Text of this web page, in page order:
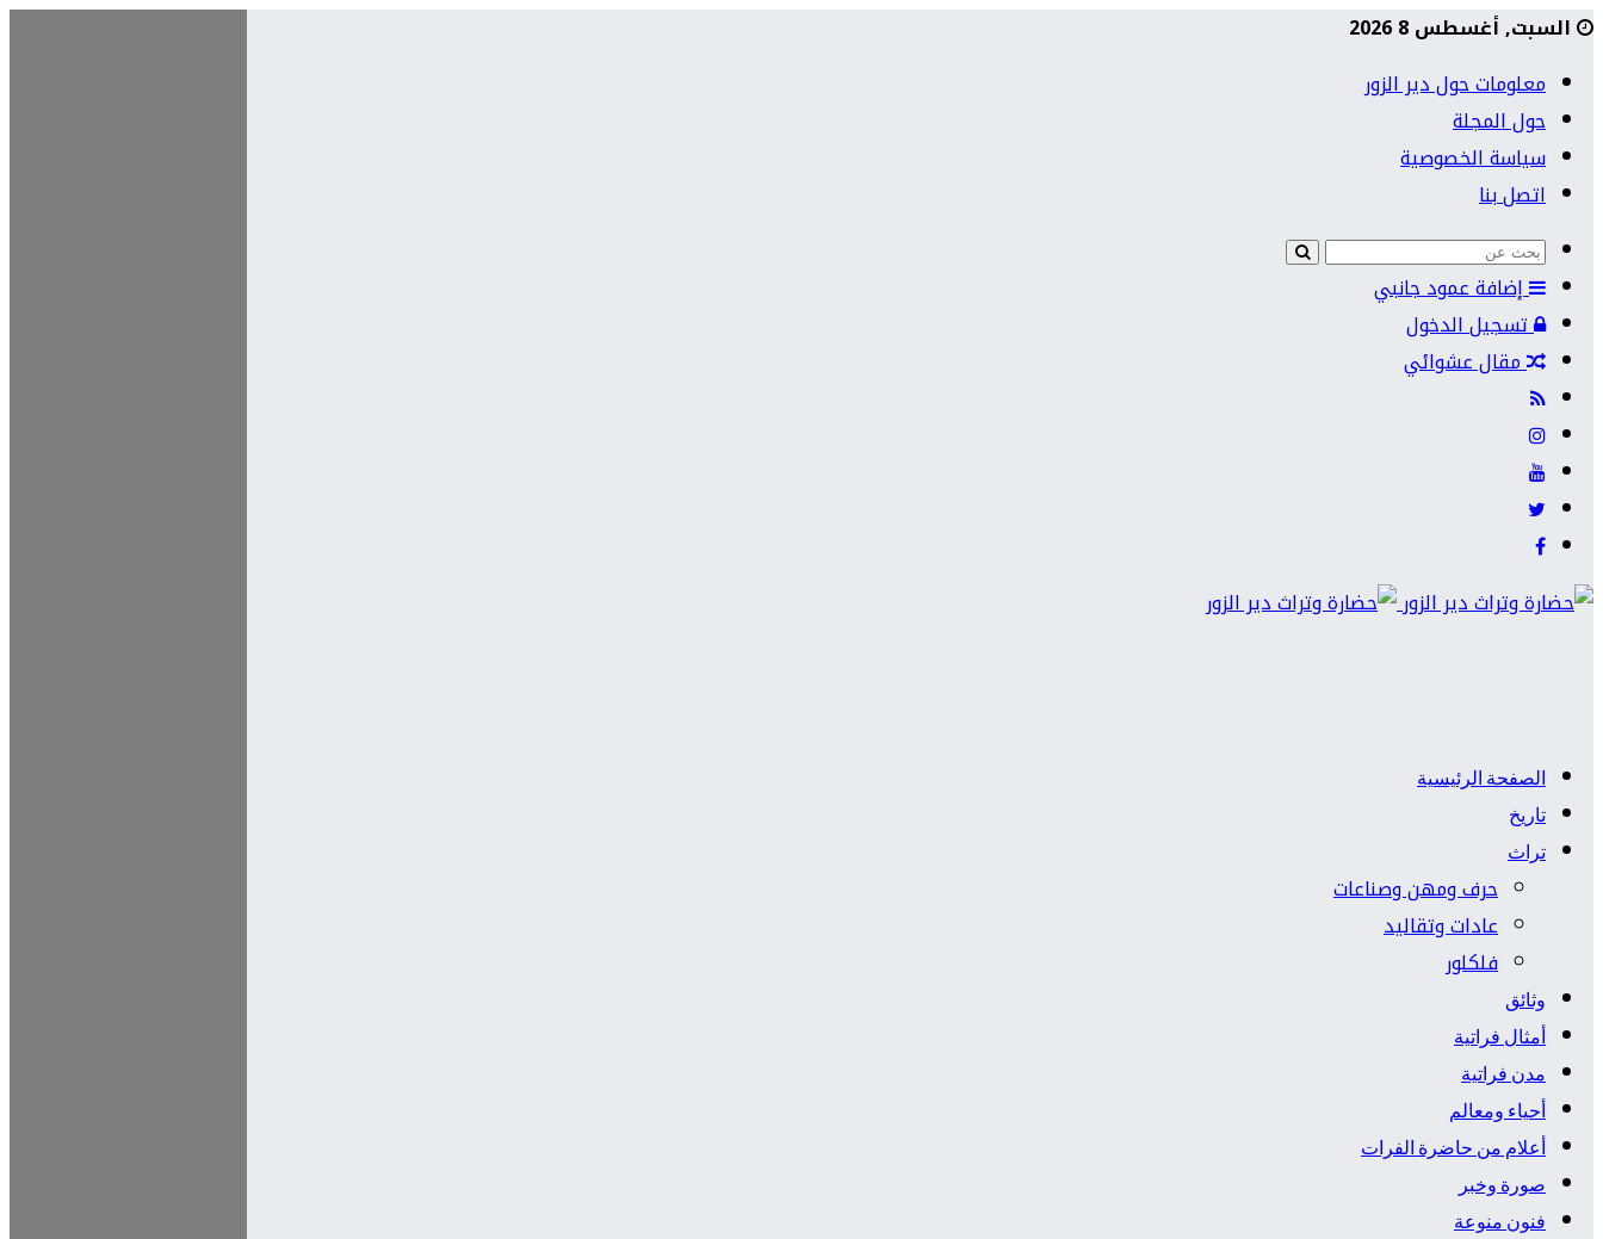
السبت, أغسطس 8 2026
معلومات حول دير الزور
حول المجلة
سياسة الخصوصية
اتصل بنا
إضافة عمود جانبي
تسجيل الدخول
مقال عشوائي
الصفحة الرئيسية
تاريخ
تراث
حرف ومهن وصناعات
عادات وتقاليد
فلكلور
وثائق
أمثال فراتية
مدن فراتية
أحياء ومعالم
أعلام من حاضرة الفرات
صورة وخبر
فنون منوعة